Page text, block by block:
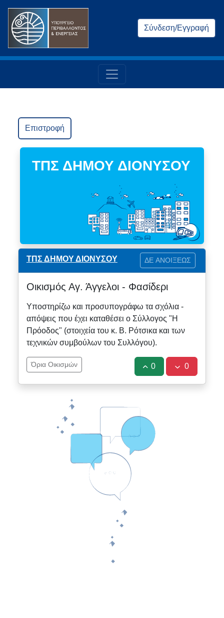
Σύνδεση/Εγγραφή
Επιστροφή
ΤΠΣ ΔΗΜΟΥ ΔΙΟΝΥΣΟΥ
ΤΠΣ ΔΗΜΟΥ ΔΙΟΝΥΣΟΥ ΔΕ ΑΝΟΙΞΕΩΣ
Οικισμός Αγ. Άγγελοι - Φασίδερι
Υποστηρίζω και προσυπογράφω τα σχόλια -
απόψεις που έχει καταθέσει ο Σύλλογος "Η
Πρόοδος" (στοιχεία του κ. Β. Ρότσικα και των
τεχνικών συμβούλων του Συλλόγου).
Όρια Οικισμών 0 0